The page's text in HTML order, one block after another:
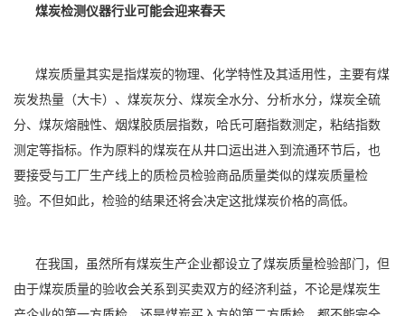
煤炭检测仪器行业可能会迎来春天
煤炭质量其实是指煤炭的物理、化学特性及其适用性，主要有煤
炭发热量（大卡）、煤炭灰分、煤炭全水分、分析水分，煤炭全硫
分、煤灰熔融性、烟煤胶质层指数，哈氏可磨指数测定，粘结指数
测定等指标。作为原料的煤炭在从井口运出进入到流通环节后，也
要接受与工厂生产线上的质检员检验商品质量类似的煤炭质量检
验。不但如此，检验的结果还将会决定这批煤炭价格的高低。
在我国，虽然所有煤炭生产企业都设立了煤炭质量检验部门，但
由于煤炭质量的验收会关系到买卖双方的经济利益，不论是煤炭生